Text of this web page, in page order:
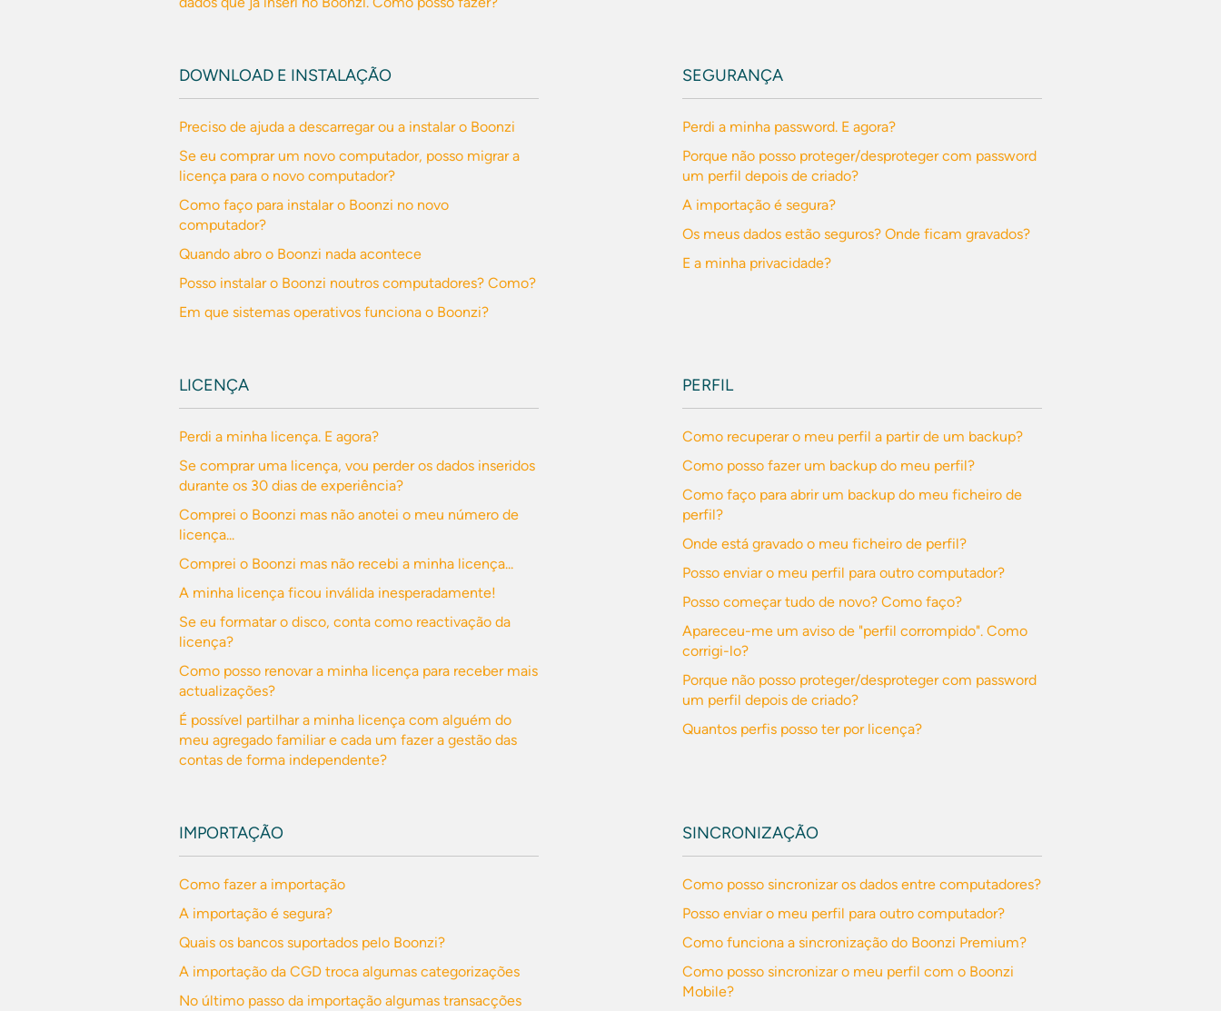
DOWNLOAD E INSTALAÇÃO
Preciso de ajuda a descarregar ou a instalar o Boonzi
Se eu comprar um novo computador, posso migrar a
licença para o novo computador?
Como faço para instalar o Boonzi no novo
computador?
Quando abro o Boonzi nada acontece
Posso instalar o Boonzi noutros computadores? Como?
Em que sistemas operativos funciona o Boonzi?
SEGURANÇA
Perdi a minha password. E agora?
Porque não posso proteger/desproteger com password
um perfil depois de criado?
A importação é segura?
Os meus dados estão seguros? Onde ficam gravados?
E a minha privacidade?
LICENÇA
Perdi a minha licença. E agora?
Se comprar uma licença, vou perder os dados inseridos
durante os 30 dias de experiência?
Comprei o Boonzi mas não anotei o meu número de
licença...
Comprei o Boonzi mas não recebi a minha licença...
A minha licença ficou inválida inesperadamente!
Se eu formatar o disco, conta como reactivação da
licença?
Como posso renovar a minha licença para receber mais
actualizações?
É possível partilhar a minha licença com alguém do
meu agregado familiar e cada um fazer a gestão das
contas de forma independente?
PERFIL
Como recuperar o meu perfil a partir de um backup?
Como posso fazer um backup do meu perfil?
Como faço para abrir um backup do meu ficheiro de
perfil?
Onde está gravado o meu ficheiro de perfil?
Posso enviar o meu perfil para outro computador?
Posso começar tudo de novo? Como faço?
Apareceu-me um aviso de "perfil corrompido". Como
corrigi-lo?
Porque não posso proteger/desproteger com password
um perfil depois de criado?
Quantos perfis posso ter por licença?
IMPORTAÇÃO
Como fazer a importação
A importação é segura?
Quais os bancos suportados pelo Boonzi?
A importação da CGD troca algumas categorizações
No último passo da importação algumas transacções
SINCRONIZAÇÃO
Como posso sincronizar os dados entre computadores?
Posso enviar o meu perfil para outro computador?
Como funciona a sincronização do Boonzi Premium?
Como posso sincronizar o meu perfil com o Boonzi
Mobile?